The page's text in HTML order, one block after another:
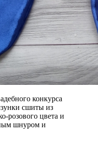
конкурса
сшиты из
розового цвета и
шнуром и